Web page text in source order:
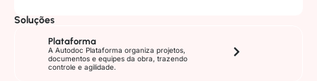
Soluções
Plataforma
A Autodoc Plataforma organiza projetos,
documentos e equipes da obra, trazendo
controle e agilidade.